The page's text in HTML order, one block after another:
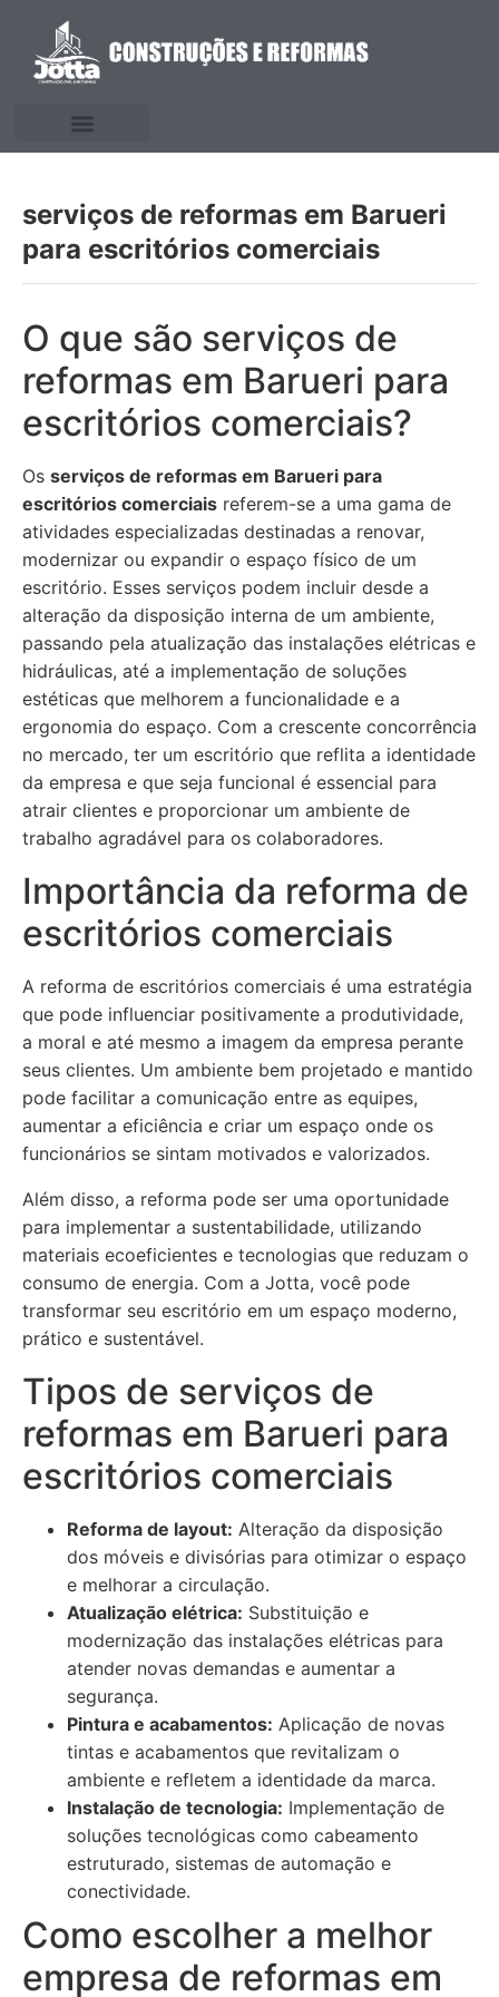
serviços de reformas em Barueri
para escritórios comerciais
O que são serviços de
reformas em Barueri para
escritórios comerciais?
Os serviços de reformas em Barueri para
escritórios comerciais referem-se a uma gama de
atividades especializadas destinadas a renovar,
modernizar ou expandir o espaço físico de um
escritório. Esses serviços podem incluir desde a
alteração da disposição interna de um ambiente,
passando pela atualização das instalações elétricas e
hidráulicas, até a implementação de soluções
estéticas que melhorem a funcionalidade e a
ergonomia do espaço. Com a crescente concorrência
no mercado, ter um escritório que reflita a identidade
da empresa e que seja funcional é essencial para
atrair clientes e proporcionar um ambiente de
trabalho agradável para os colaboradores.
Importância da reforma de
escritórios comerciais
A reforma de escritórios comerciais é uma estratégia
que pode influenciar positivamente a produtividade,
a moral e até mesmo a imagem da empresa perante
seus clientes. Um ambiente bem projetado e mantido
pode facilitar a comunicação entre as equipes,
aumentar a eficiência e criar um espaço onde os
funcionários se sintam motivados e valorizados.
Além disso, a reforma pode ser uma oportunidade
para implementar a sustentabilidade, utilizando
materiais ecoeficientes e tecnologias que reduzam o
consumo de energia. Com a Jotta, você pode
transformar seu escritório em um espaço moderno,
prático e sustentável.
Tipos de serviços de
reformas em Barueri para
escritórios comerciais
Reforma de layout: Alteração da disposição
dos móveis e divisórias para otimizar o espaço
e melhorar a circulação.
Atualização elétrica: Substituição e
modernização das instalações elétricas para
atender novas demandas e aumentar a
segurança.
Pintura e acabamentos: Aplicação de novas
tintas e acabamentos que revitalizam o
ambiente e refletem a identidade da marca.
Instalação de tecnologia: Implementação de
soluções tecnológicas como cabeamento
estruturado, sistemas de automação e
conectividade.
Como escolher a melhor
empresa de reformas em